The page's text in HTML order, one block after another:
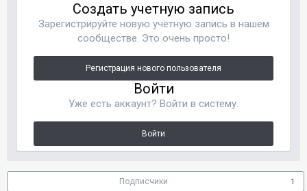
Создать учетную запись
Зарегистрируйте новую учётную запись в нашем
сообществе. Это очень просто!
Регистрация нового пользователя
Войти
Уже есть аккаунт? Войти в систему.
Войти
Подписчики 1